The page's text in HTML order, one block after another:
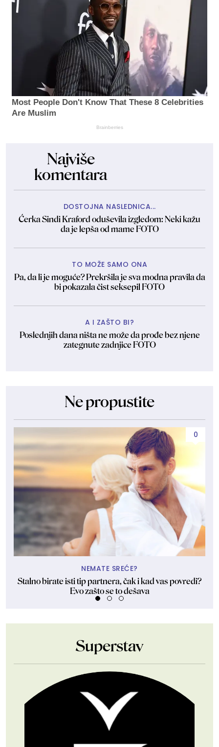
Most People Don't Know That These 8 Celebrities
Are Muslim
Brainberries
Najviše
komentara
DOSTOJNA NASLEDNICA...
Ćerka Sindi Kraford oduševila izgledom: Neki kažu
da je lepša od mame FOTO
TO MOŽE SAMO ONA
Pa, da li je moguće? Prekršila je sva modna pravila da
bi pokazala čist seksepil FOTO
A I ZAŠTO BI?
Poslednjih dana ništa ne može da prođe bez njene
zategnute zadnjice FOTO
Ne propustite
0
NEMATE SREĆE?
Stalno birate isti tip partnera, čak i kad vas povredi?
Evo zašto se to dešava
Superstav